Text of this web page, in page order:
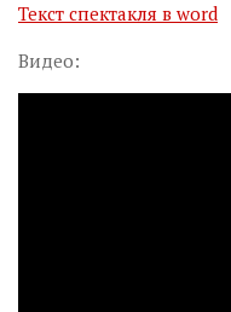
Текст спектакля в word
Видео: